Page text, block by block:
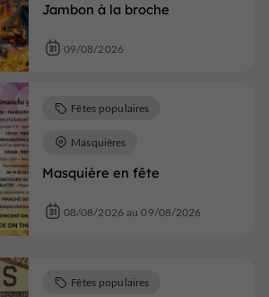
Jambon à la broche
09/08/2026
Masquière en fête
Fêtes populaires
Masquières
08/08/2026 au 09/08/2026
Fêtes populaires